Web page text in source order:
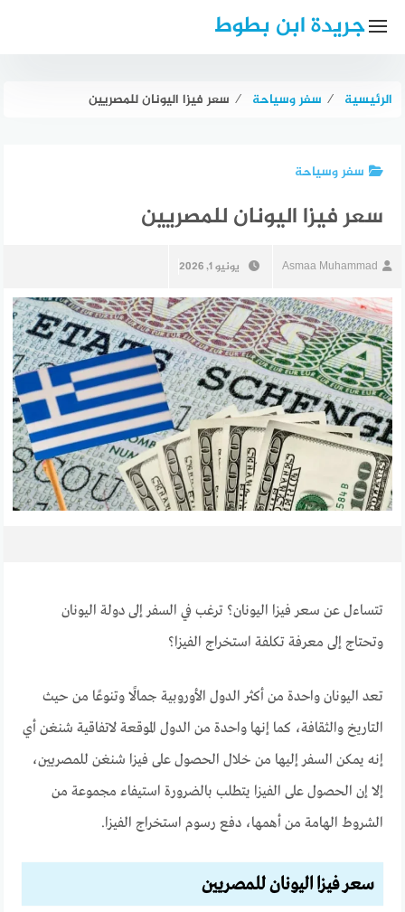
جريدة ابن بطوط
الرئيسية ⁄ سفر وسياحة ⁄ سعر فيزا اليونان للمصريين
سفر وسياحة
سعر فيزا اليونان للمصريين
Asmaa Muhammad يونيو 1, 2026
تتساءل عن سعر فيزا اليونان؟ ترغب في السفر إلى دولة اليونان
وتحتاج إلى معرفة تكلفة استخراج الفيزا؟
تعد اليونان واحدة من أكثر الدول الأوروبية جمالًا وتنوعًا من حيث
التاريخ والثقافة، كما إنها واحدة من الدول الموقعة لاتفاقية شنغن أي
إنه يمكن السفر إليها من خلال الحصول على فيزا شنغن للمصريين،
إلا إن الحصول على الفيزا يتطلب بالضرورة استيفاء مجموعة من
الشروط الهامة من أهمها، دفع رسوم استخراج الفيزا.
سعر فيزا اليونان للمصريين